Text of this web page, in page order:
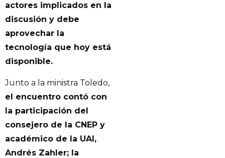
actores implicados en la
discusión y debe
aprovechar la
tecnología que hoy está
disponible.
Junto a la ministra Toledo,
el encuentro contó con
la participación del
consejero de la CNEP y
académico de la UAI,
Andrés Zahler; la